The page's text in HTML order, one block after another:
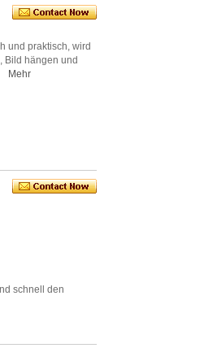
und praktisch, wird
Bild hängen und
Mehr
schnell den